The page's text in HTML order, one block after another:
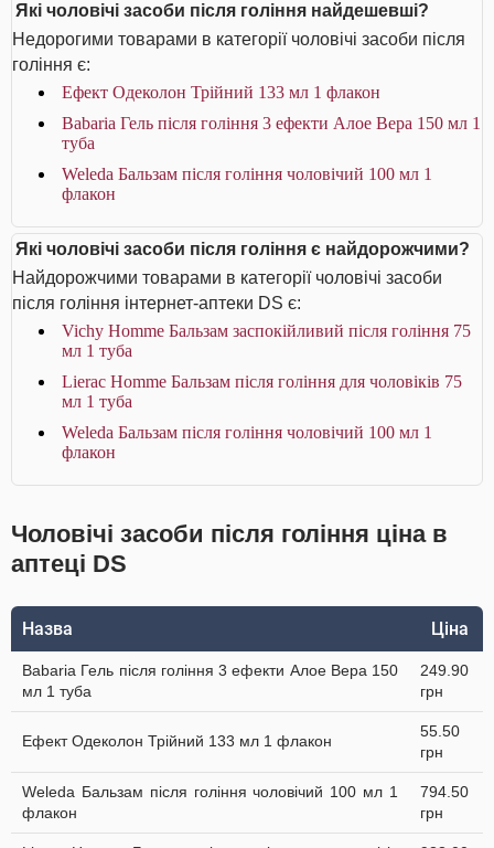
Які чоловічі засоби після гоління найдешевші?
Недорогими товарами в категорії чоловічі засоби після
гоління є:
Ефект Одеколон Трійний 133 мл 1 флакон
Babaria Гель після гоління 3 ефекти Алое Вера 150 мл 1
туба
Weleda Бальзам після гоління чоловічий 100 мл 1
флакон
Які чоловічі засоби після гоління є найдорожчими?
Найдорожчими товарами в категорії чоловічі засоби
після гоління інтернет-аптеки DS є:
Vichy Homme Бальзам заспокійливий після гоління 75
мл 1 туба
Lierac Homme Бальзам після гоління для чоловіків 75
мл 1 туба
Weleda Бальзам після гоління чоловічий 100 мл 1
флакон
Чоловічі засоби після гоління ціна в
аптеці DS
Назва Ціна
Babaria Гель після гоління 3 ефекти Алое Вера 150
мл 1 туба
249.90
грн
Ефект Одеколон Трійний 133 мл 1 флакон
55.50
грн
Weleda Бальзам після гоління чоловічий 100 мл 1
флакон
794.50
грн